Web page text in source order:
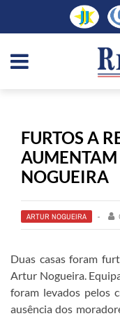
FURTOS A
AUMENTAM
NOGUEIRA
ARTUR NOGUEIRA
Duas casas foram
Artur Nogueira.
foram levados pelos
ausência dos